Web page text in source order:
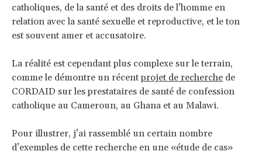
catholiques, de la santé et des droits de l’homme en
relation avec la santé sexuelle et reproductive, et le ton
est souvent amer et accusatoire.
La réalité est cependant plus complexe sur le terrain,
comme le démontre un récentprojet de recherche de
CORDAID sur les prestataires de santé de confession
catholique au Cameroun, au Ghana et au Malawi.
Pour illustrer, j’ai rassemblé un certain nombre
d’exemples de cette recherche en une «étude de cas»